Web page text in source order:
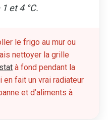
et 4 °C.
le frigo au mur ou
nettoyer la grille
à fond pendant la
en fait un vrai radiateur
et d’aliments à